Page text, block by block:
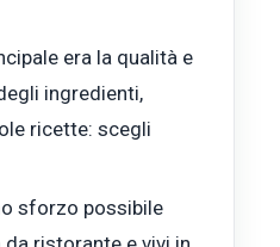
era la qualità e
ingredienti,
ricette: scegli
sforzo possibile